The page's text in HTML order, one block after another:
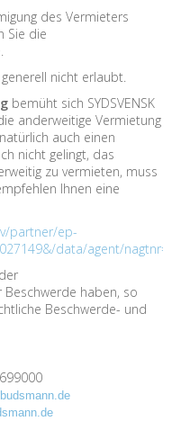
des Vermieters
Sie die
nicht erlaubt.
bemüht sich SYDSVENSK
die anderweitige Vermietung
auch einen
nicht gelingt, das
zu vermieten, muss
Ihnen eine
partner/ep-
data/agent/
Beschwerde haben, so
Beschwerde- und